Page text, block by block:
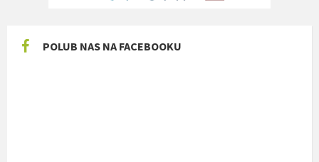
POLUB NAS NA FACEBOOKU